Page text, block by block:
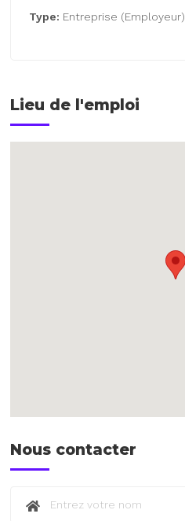
Type: Entreprise (Employeur)
Lieu de l'emploi
Nous contacter